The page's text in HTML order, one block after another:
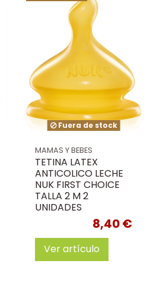
Fuera de stock
MAMAS Y BEBES
TETINA LATEX
ANTICOLICO LECHE
NUK FIRST CHOICE
TALLA 2 M 2
UNIDADES
8,40 €
Ver artículo